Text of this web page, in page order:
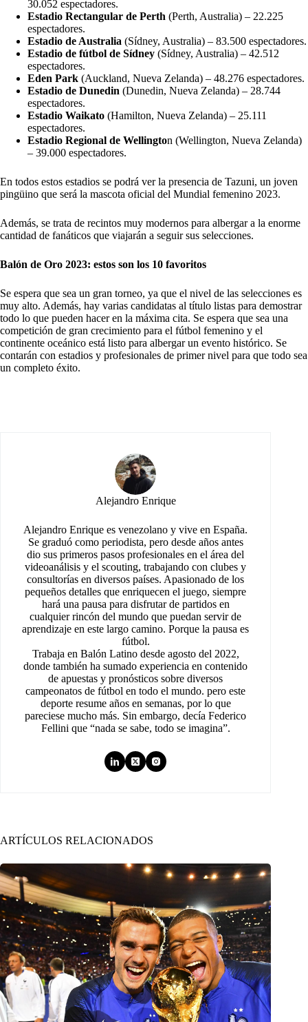
30.052 espectadores.
Estadio Rectangular de Perth (Perth, Australia) – 22.225
espectadores.
Estadio de Australia (Sídney, Australia) – 83.500 espectadores.
Estadio de fútbol de Sídney (Sídney, Australia) – 42.512
espectadores.
Eden Park (Auckland, Nueva Zelanda) – 48.276 espectadores.
Estadio de Dunedin (Dunedin, Nueva Zelanda) – 28.744
espectadores.
Estadio Waikato (Hamilton, Nueva Zelanda) – 25.111
espectadores.
Estadio Regional de Wellington (Wellington, Nueva Zelanda)
– 39.000 espectadores.
En todos estos estadios se podrá ver la presencia de Tazuni, un joven
pingüino que será la mascota oficial del Mundial femenino 2023.
Además, se trata de recintos muy modernos para albergar a la enorme
cantidad de fanáticos que viajarán a seguir sus selecciones.
Balón de Oro 2023: estos son los 10 favoritos
Se espera que sea un gran torneo, ya que el nivel de las selecciones es
muy alto. Además, hay varias candidatas al título listas para demostrar
todo lo que pueden hacer en la máxima cita. Se espera que sea una
competición de gran crecimiento para el fútbol femenino y el
continente oceánico está listo para albergar un evento histórico. Se
contarán con estadios y profesionales de primer nivel para que todo sea
un completo éxito.
Alejandro Enrique
Alejandro Enrique es venezolano y vive en España.
Se graduó como periodista, pero desde años antes
dio sus primeros pasos profesionales en el área del
videoanálisis y el scouting, trabajando con clubes y
consultorías en diversos países. Apasionado de los
pequeños detalles que enriquecen el juego, siempre
hará una pausa para disfrutar de partidos en
cualquier rincón del mundo que puedan servir de
aprendizaje en este largo camino. Porque la pausa es
fútbol.
Trabaja en Balón Latino desde agosto del 2022,
donde también ha sumado experiencia en contenido
de apuestas y pronósticos sobre diversos
campeonatos de fútbol en todo el mundo. pero este
deporte resume años en semanas, por lo que
pareciese mucho más. Sin embargo, decía Federico
Fellini que “nada se sabe, todo se imagina”.
ARTÍCULOS RELACIONADOS